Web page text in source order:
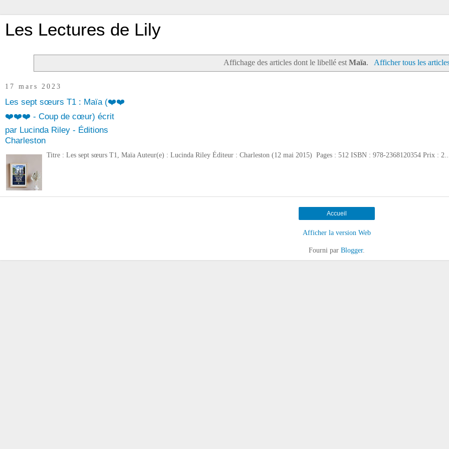
Les Lectures de Lily
Affichage des articles dont le libellé estMaïa. Afficher tous les
17 mars 2023
Les sept sœurs T1 : Maïa (❤️❤️
❤️❤️❤️ - Coup de cœur) écrit
par Lucinda Riley - Éditions
Charleston
Titre : Les sept sœurs T1, Maïa Auteur(e) : Lucinda Riley Éditeur : Charleston (12 mai 2015) Pages : 512 ISBN : 978-2368120354 Prix : 2...
Accueil
Afficher la version Web
Fourni par Blogger.